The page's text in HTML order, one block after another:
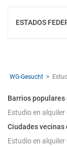
ESTADOS
MOSTRAR
WG-Gesucht
Barrios populares
Estudio en
Ciudades vecinas
Estudio en alquiler